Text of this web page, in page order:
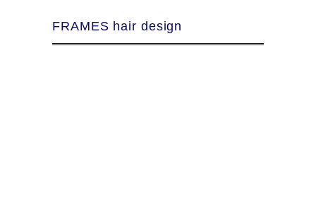
FRAMES hair design